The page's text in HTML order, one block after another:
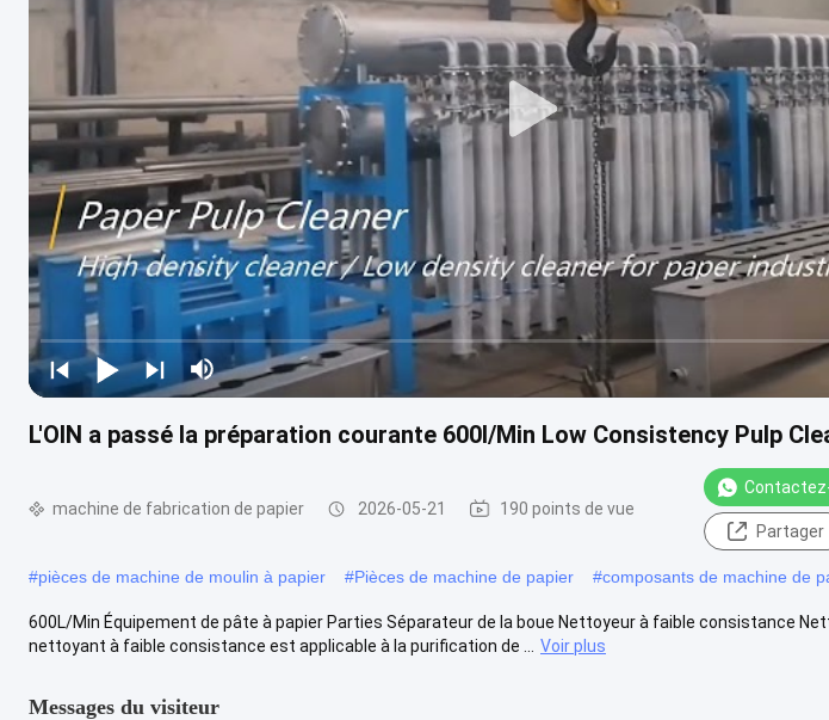
L'OIN a passé la préparation courante 600l/Min Low Consistency Pulp
machine de fabrication de papier 2026-05-21 190 points de vue
Partager
#pièces de machine de moulin à papier #Pièces de machine de papier #composants de machine de
600L/Min Équipement de pâte à papier Parties Séparateur de la boue Nettoyeur à faible consistance
nettoyant à faible consistance est applicable à la purification de ...
Voir plus
Messages du visiteur